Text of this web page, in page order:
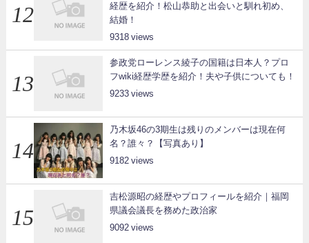
経歴を紹介！松山恭助と出会いと馴れ初め、
結婚！
9318
参政党ローレンス綾子の国籍は日本人？プロ
フwiki経歴学歴を紹介！夫や子供についても！
9233
乃木坂46の3期生は残りのメンバーは現在何
名？誰々？【写真あり】
9182
吉松源昭の経歴やプロフィールを紹介｜福岡
県議会議長を務めた政治家
9092